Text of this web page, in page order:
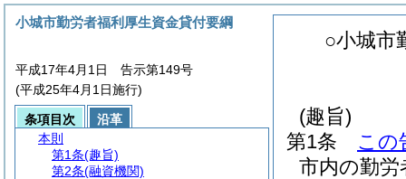
○小城市
(趣旨)
第1条
この
市内の勤
小城市勤労者福利厚生資金貸付要綱
平成17年4月1日 告示第149号
(平成25年4月1日施行)
条項目次
沿革
本則
第1条(趣旨)
第2条(融資機関)